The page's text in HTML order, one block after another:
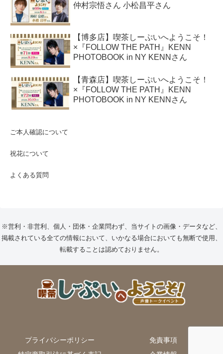
仲村宗悟さん 小松昌平さん
【博多店】喫茶しーぷいへようこそ！
×『FOLLOW THE PATH』KENN
PHOTOBOOK in NY KENNさん
【青森店】喫茶しーぷいへようこそ！
×『FOLLOW THE PATH』KENN
PHOTOBOOK in NY KENNさん
ご本人確認について
祝花について
よくある質問
※営利・非営利、個人・団体・企業問わず、当サイトの画像・データなど、
掲載されている全ての情報において、いかなる場合においても無断で使用、
転載することは認めておりません。
プライバシーポリシー
免責事項